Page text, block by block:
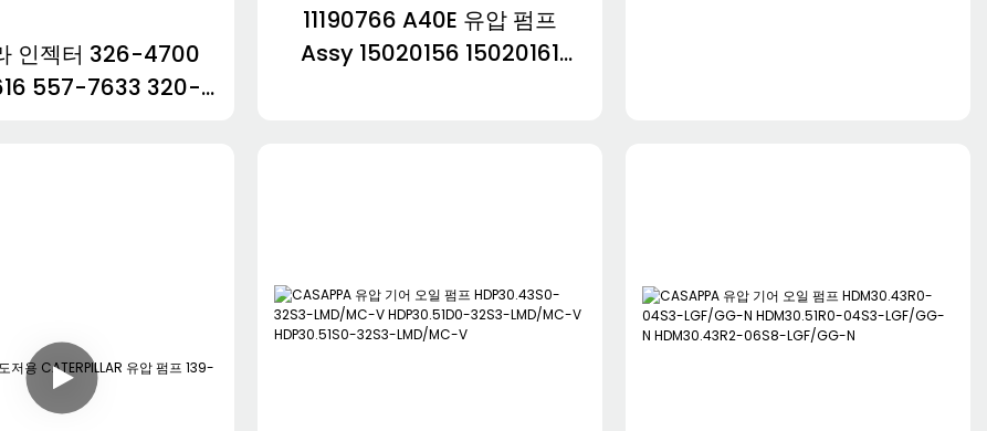
인젝터 326-4700
557-7633 320-
11190766 A40E 유압 펌프
Assy 15020156 15020161